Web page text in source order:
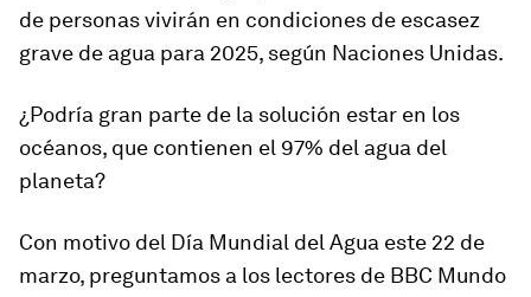
de personas vivirán en condiciones de escasez
grave de agua para 2025, según Naciones Unidas.
¿Podría gran parte de la solución estar en los
océanos, que contienen el 97% del agua del
planeta?
Con motivo del Día Mundial del Agua este 22 de
marzo, preguntamos a los lectores de BBC Mundo